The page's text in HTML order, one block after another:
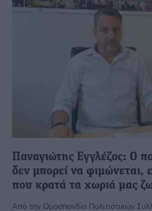
Παναγιώτης Εγγλέζος: Ο
δεν μπορεί να φιμώνεται,
που κρατά τα χωριά μας
Από την Ομοσπονδία Πολιτιστικών